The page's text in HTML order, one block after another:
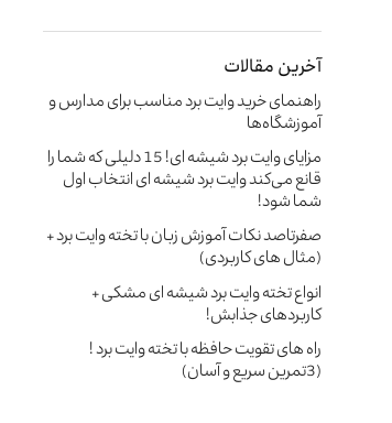
آخرین مقالات
راهنمای خرید وایت‌ برد مناسب برای مدارس و
آموزشگاه‌ها
مزایای وایت برد شیشه ای! 15 دلیلی که شما را
قانع می‌کند وایت برد شیشه ای انتخاب اول
شما شود!
صفرتاصد نکات آموزش زبان با تخته وایت برد +
(مثال های کاربردی)
انواع تخته وایت برد شیشه ای مشکی +
کاربردهای جذابش!
راه های تقویت حافظه با تخته وایت برد !
(3تمرین سریع و آسان)